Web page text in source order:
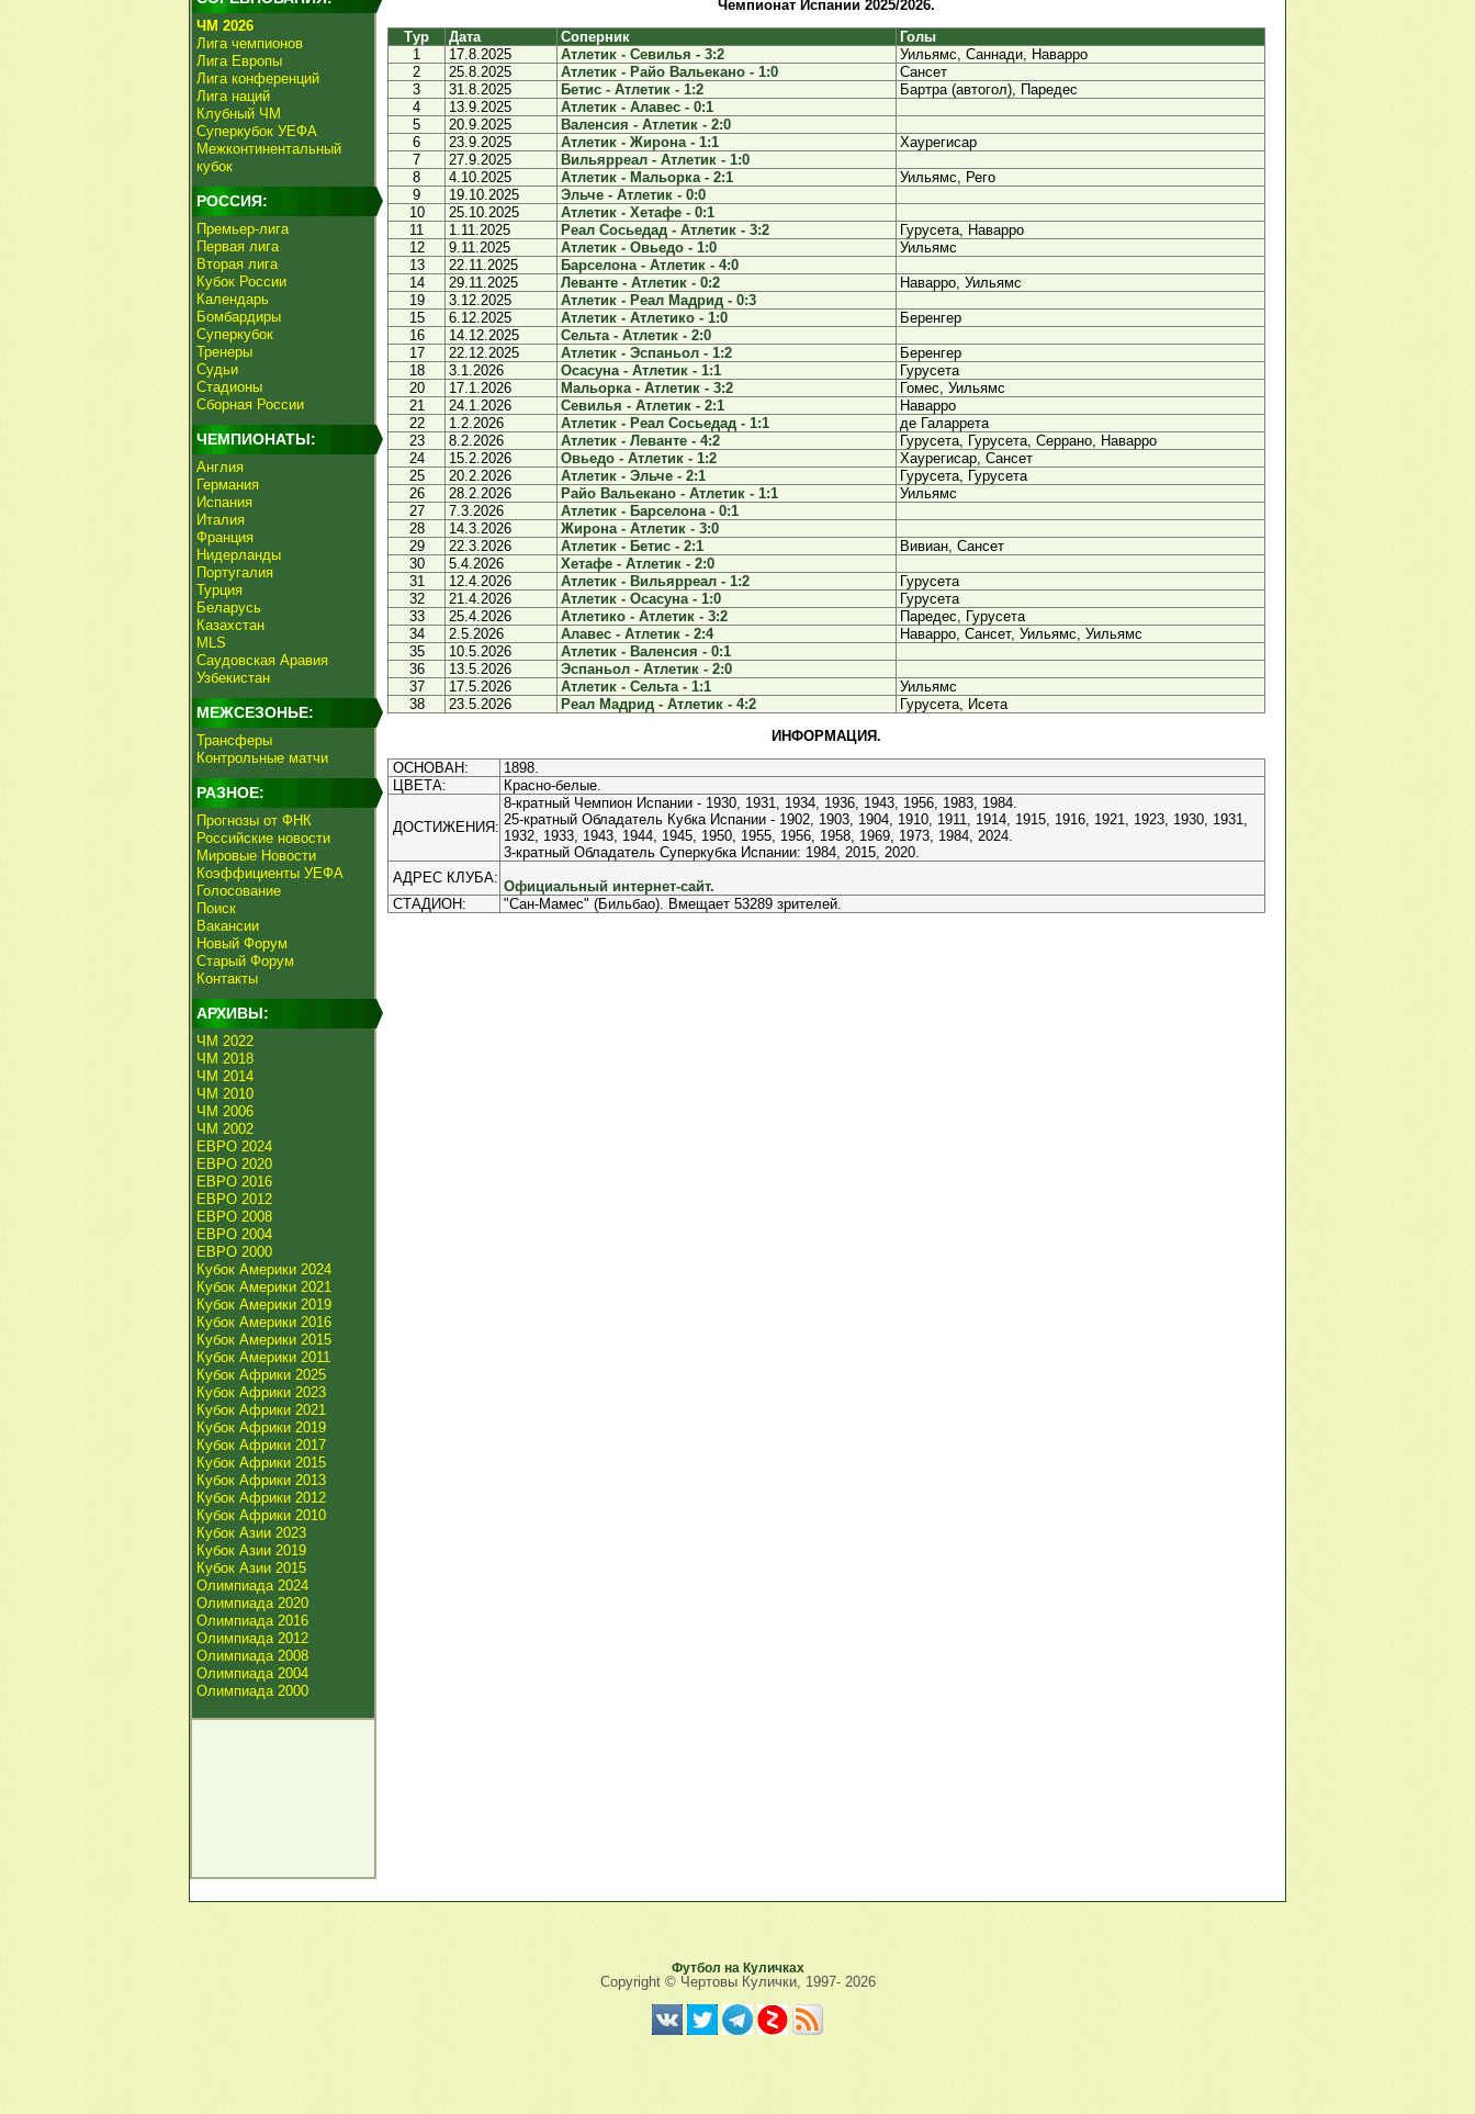
ЧМ 2026
Лига чемпионов
Лига Европы
Лига конференций
Лига наций
Клубный ЧМ
Суперкубок УЕФА
Межконтинентальный
кубок
РОССИЯ:
Премьер-лига
Первая лига
Вторая лига
Кубок России
Календарь
Бомбардиры
Суперкубок
Тренеры
Судьи
Стадионы
Сборная России
ЧЕМПИОНАТЫ:
Англия
Германия
Испания
Италия
Франция
Нидерланды
Португалия
Турция
Беларусь
Казахстан
MLS
Саудовская Аравия
Узбекистан
МЕЖСЕЗОНЬЕ:
Трансферы
Контрольные матчи
РАЗНОЕ:
Прогнозы от ФНК
Российские новости
Мировые Новости
Коэффициенты УЕФА
Голосование
Поиск
Вакансии
Новый Форум
Старый Форум
Контакты
АРХИВЫ:
ЧМ 2022
ЧМ 2018
ЧМ 2014
ЧМ 2010
ЧМ 2006
ЧМ 2002
ЕВРО 2024
ЕВРО 2020
ЕВРО 2016
ЕВРО 2012
ЕВРО 2008
ЕВРО 2004
ЕВРО 2000
Кубок Америки 2024
Кубок Америки 2021
Кубок Америки 2019
Кубок Америки 2016
Кубок Америки 2015
Кубок Америки 2011
Кубок Африки 2025
Кубок Африки 2023
Кубок Африки 2021
Кубок Африки 2019
Кубок Африки 2017
Кубок Африки 2015
Кубок Африки 2013
Кубок Африки 2012
Кубок Африки 2010
Кубок Азии 2023
Кубок Азии 2019
Кубок Азии 2015
Олимпиада 2024
Олимпиада 2020
Олимпиада 2016
Олимпиада 2012
Олимпиада 2008
Олимпиада 2004
Олимпиада 2000
Чемпионат Испании 2025/2026.
Тур
Дата Соперник
Голы
1
17.8.2025 Атлетик - Севилья - 3:2
Уильямс, Саннади, Наварро
2
25.8.2025 Атлетик - Райо Вальекано - 1:0
Сансет
3
31.8.2025 Бетис - Атлетик - 1:2
Бартра (автогол), Паредес
4
13.9.2025
Атлетик - Алавес - 0:1
5
20.9.2025
Валенсия - Атлетик - 2:0
6
23.9.2025 Атлетик - Жирона - 1:1
Хаурегисар
7
27.9.2025
Вильярреал - Атлетик - 1:0
8
4.10.2025 Атлетик - Мальорка - 2:1
Уильямс, Рего
9
19.10.2025
Эльче - Атлетик - 0:0
10
25.10.2025
Атлетик - Хетафе - 0:1
11
1.11.2025 Реал Сосьедад - Атлетик - 3:2
Гурусета, Наварро
12
9.11.2025 Атлетик - Овьедо - 1:0
Уильямс
13
22.11.2025
Барселона - Атлетик - 4:0
14
29.11.2025 Леванте - Атлетик - 0:2
Наварро, Уильямс
19
3.12.2025
Атлетик - Реал Мадрид - 0:3
15
6.12.2025 Атлетик - Атлетико - 1:0
Беренгер
16
14.12.2025
Сельта - Атлетик - 2:0
17
22.12.2025 Атлетик - Эспаньол - 1:2
Беренгер
18
3.1.2026 Осасуна - Атлетик - 1:1
Гурусета
20
17.1.2026 Мальорка - Атлетик - 3:2
Гомес, Уильямс
21
24.1.2026 Севилья - Атлетик - 2:1
Наварро
22
1.2.2026 Атлетик - Реал Сосьедад - 1:1
де Галаррета
23
8.2.2026 Атлетик - Леванте - 4:2
Гурусета, Гурусета, Серрано, Наварро
24
15.2.2026 Овьедо - Атлетик - 1:2
Хаурегисар, Сансет
25
20.2.2026 Атлетик - Эльче - 2:1
Гурусета, Гурусета
26
28.2.2026 Райо Вальекано - Атлетик - 1:1
Уильямс
27
7.3.2026
Атлетик - Барселона - 0:1
28
14.3.2026
Жирона - Атлетик - 3:0
29
22.3.2026 Атлетик - Бетис - 2:1
Вивиан, Сансет
30
5.4.2026
Хетафе - Атлетик - 2:0
31
12.4.2026 Атлетик - Вильярреал - 1:2
Гурусета
32
21.4.2026 Атлетик - Осасуна - 1:0
Гурусета
33
25.4.2026 Атлетико - Атлетик - 3:2
Паредес, Гурусета
34
2.5.2026 Алавес - Атлетик - 2:4
Наварро, Сансет, Уильямс, Уильямс
35
10.5.2026
Атлетик - Валенсия - 0:1
36
13.5.2026
Эспаньол - Атлетик - 2:0
37
17.5.2026 Атлетик - Сельта - 1:1
Уильямс
38
23.5.2026 Реал Мадрид - Атлетик - 4:2
Гурусета, Исета
ИНФОРМАЦИЯ.
ОСНОВАН:
1898.
ЦВЕТА:
Красно-белые.
ДОСТИЖЕНИЯ:
8-кратный Чемпион Испании - 1930, 1931, 1934, 1936, 1943, 1956, 1983, 1984.
25-кратный Обладатель Кубка Испании - 1902, 1903, 1904, 1910, 1911, 1914, 1915, 1916, 1921, 1923, 1930, 1931,
1932, 1933, 1943, 1944, 1945, 1950, 1955, 1956, 1958, 1969, 1973, 1984, 2024.
3-кратный Обладатель Суперкубка Испании: 1984, 2015, 2020.
АДРЕС КЛУБА:
Официальный интернет-сайт.
СТАДИОН:
"Сан-Мамес" (Бильбао). Вмещает 53289 зрителей.
Футбол на Куличках
Copyright © Чертовы Кулички, 1997- 2026